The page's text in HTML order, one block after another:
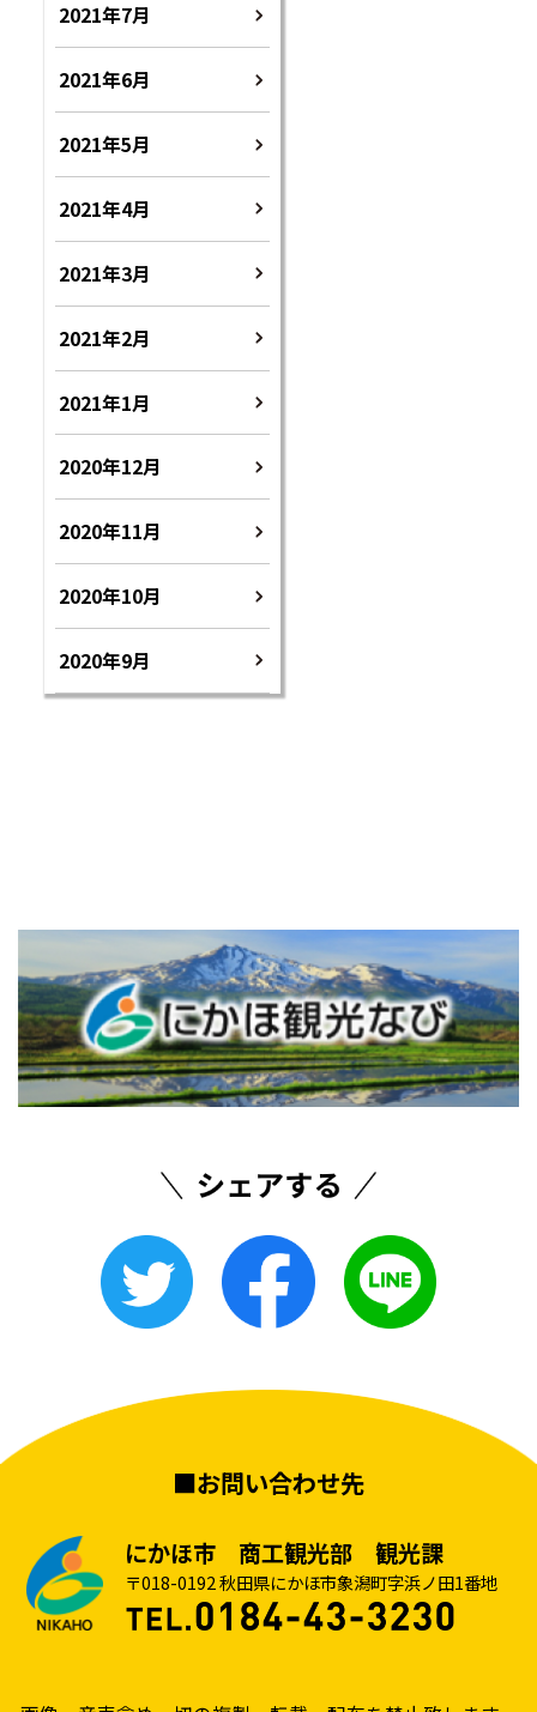
2021年7月
2021年6月
2021年5月
2021年4月
2021年3月
2021年2月
2021年1月
2020年12月
2020年11月
2020年10月
2020年9月
■お問い合わせ先
にかほ市 商工観光部 観光課
〒018-0192 秋田県にかほ市象潟町字浜ノ田1番地